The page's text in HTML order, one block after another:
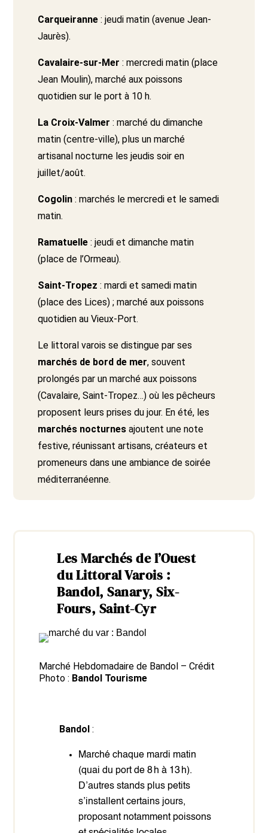
Carqueiranne: jeudi matin (avenue Jean-
Jaurès).
Cavalaire-sur-Mer : mercredi matin (place
Jean Moulin), marché aux poissons
quotidien sur le port à 10 h.
La Croix-Valmer : marché du dimanche
matin (centre-ville), plus un marché
artisanal nocturne les jeudis soir en
juillet/août.
Cogolin: marchés le mercredi et le samedi
matin.
Ramatuelle: jeudi et dimanche matin
(place de l’Ormeau).
Saint-Tropez : mardi et samedi matin
(place des Lices) ; marché aux poissons
quotidien au Vieux-Port.
Le littoral varois se distingue par ses
marchés de bord de mer, souvent
prolongés par un marché aux poissons
(Cavalaire, Saint-Tropez…) où les pêcheurs
proposent leurs prises du jour. En été, les
marchés nocturnesajoutent une note
festive, réunissant artisans, créateurs et
promeneurs dans une ambiance de soirée
méditerranéenne.
Les Marchés de l’Ouest
du Littoral Varois :
Bandol, Sanary, Six-
Fours, Saint-Cyr
Marché Hebdomadaire de Bandol – Crédit
Photo : Bandol Tourisme
Bandol :
Marché chaque mardi matin
(quai du port de 8 h à 13 h).
D’autres stands plus petits
s’installent certains jours,
proposant notamment poissons